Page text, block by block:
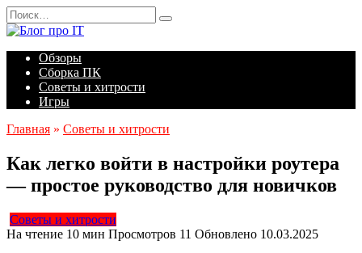
Перейти
к
содержанию
Search
for:
Обзоры
Сборка ПК
Советы и хитрости
Игры
Главная » Советы и хитрости
Как легко войти в настройки роутера
— простое руководство для новичков
Советы и хитрости
На чтение 10 мин Просмотров 11 Обновлено 10.03.2025